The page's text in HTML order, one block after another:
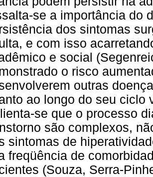
se a importância do
dos sintomas
e com isso
e social
o risco
outras
ao longo do seu ciclo
se que o processo
são complexos,
sintomas de
freqüência de
(Souza, Serra-